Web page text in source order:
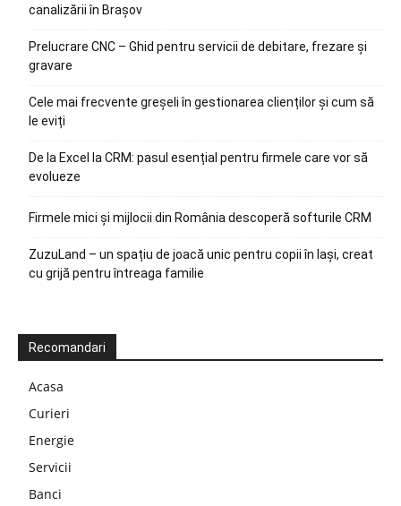
canalizării în Brașov
Prelucrare CNC – Ghid pentru servicii de debitare, frezare și
gravare
Cele mai frecvente greșeli în gestionarea clienților și cum să
le eviți
De la Excel la CRM: pasul esențial pentru firmele care vor să
evolueze
Firmele mici și mijlocii din România descoperă softurile CRM
ZuzuLand – un spațiu de joacă unic pentru copii în Iași, creat
cu grijă pentru întreaga familie
Recomandari
Acasa
Curieri
Energie
Servicii
Banci